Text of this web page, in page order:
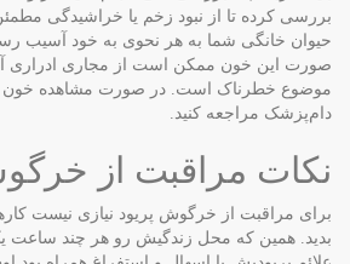
بررسی کرده تا از نبود زخم یا خراشیدگی
حیوان خانگی شما به هر نحوی به خود آسیب
صورت این خون ممکن است از مجاری ادراری
موضوع خطرناک است. در صورت مشاهده خون
دام‌پزشک مراجعه کنید.
نکات مراقبت از
برای مراقبت از خرگوش پریود نیازی نیست
بدید. همین که محل زندگیش رو هر چند ساعت